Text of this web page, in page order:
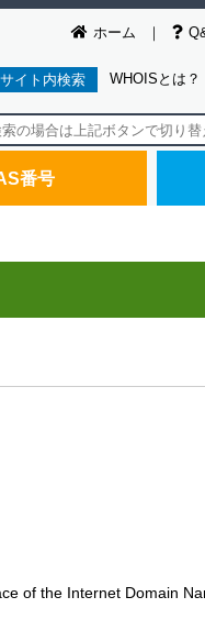
ホーム
イト内検索 WHOISとは？
番号
of the Internet Domain